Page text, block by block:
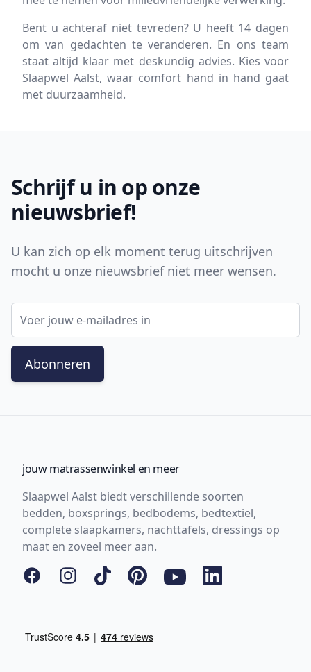
Bent u achteraf niet tevreden? U heeft 14 dagen
om van gedachten te veranderen. En ons team
staat altijd klaar met deskundig advies. Kies voor
Slaapwel Aalst, waar comfort hand in hand gaat
met duurzaamheid.
Schrijf u in op onze
nieuwsbrief!
U kan zich op elk moment terug uitschrijven
mocht u onze nieuwsbrief niet meer wensen.
E-mail adres
Abonneren
jouw matrassenwinkel en meer
Slaapwel Aalst biedt verschillende soorten
bedden, boxsprings, bedbodems, bedtextiel,
complete slaapkamers, nachttafels, dressings op
maat en zoveel meer aan.
FacebookInstagram
Tiktok PinterestYouTubeLinkedIn